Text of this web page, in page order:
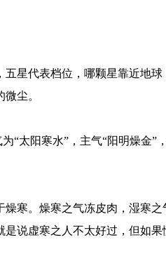
星代表档位，哪颗星靠近地
尘。
“太阳寒水”，主气“阳明燥金
寒。燥寒之气冻皮肉，湿寒
说虚寒之人不太好过，但如